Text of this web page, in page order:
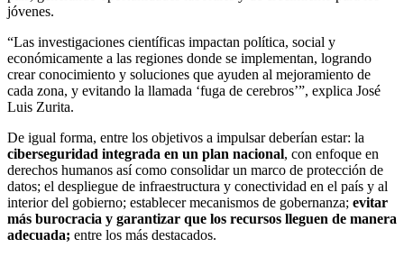
jóvenes.
“Las investigaciones científicas impactan política, social y
económicamente a las regiones donde se implementan, logrando
crear conocimiento y soluciones que ayuden al mejoramiento de
cada zona, y evitando la llamada ‘fuga de cerebros’”, explica José
Luis Zurita.
De igual forma, entre los objetivos a impulsar deberían estar: la
ciberseguridad integrada en un plan nacional, con enfoque en
derechos humanos así como consolidar un marco de protección de
datos; el despliegue de infraestructura y conectividad en el país y al
interior del gobierno; establecer mecanismos de gobernanza; evitar
más burocracia y garantizar que los recursos lleguen de manera
adecuada; entre los más destacados.